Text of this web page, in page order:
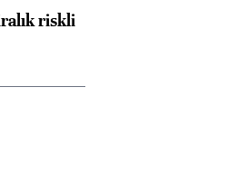
hazırlanıyor
riskli